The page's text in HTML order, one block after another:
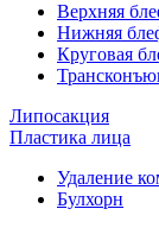
Верхняя
Нижняя
Круговая
Липосакция
Пластика лица
Удаление
Булхорн